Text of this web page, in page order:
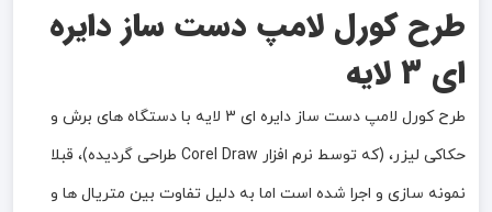
طرح کورل لامپ دست ساز دایره
ای 3 لایه
طرح کورل لامپ دست ساز دایره ای 3 لایه با دستگاه های برش و
حکاکی لیزر، (که توسط نرم افزار Corel Draw طراحی گردیده)، قبلا
نمونه سازی و اجرا شده است اما به دلیل تفاوت بین متریال ها و